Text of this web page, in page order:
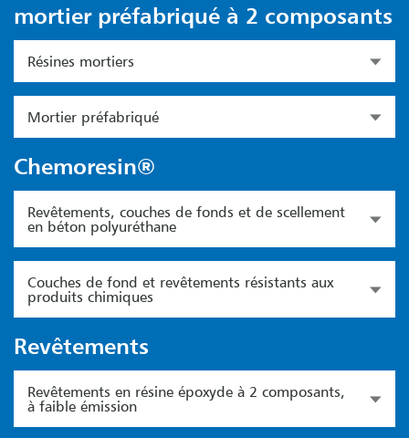
mortier préfabriqué à 2 composants
Résines mortiers
Mortier préfabriqué
Chemoresin®
Revêtements, couches de fonds et de scellement
en béton polyuréthane
Couches de fond et revêtements résistants aux
produits chimiques
Revêtements
Revêtements en résine époxyde à 2 composants,
à faible émission